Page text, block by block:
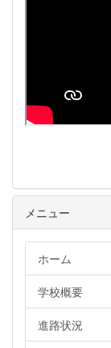
メニュー
ホーム
学校概要
進路状況